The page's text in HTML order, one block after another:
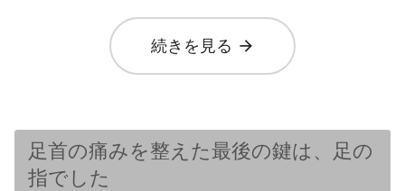
続きを見る arrow_forward
足首の痛みを整えた最後の鍵は、足の
指でした